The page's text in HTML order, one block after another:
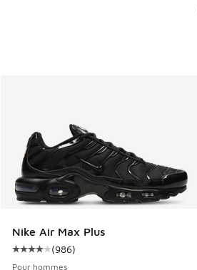
Nike Air Max Plus
Cote moyenne du client - [4 sur 5
(986)
Pour hommes